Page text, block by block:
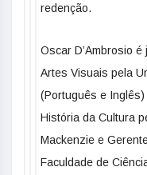
redenção.
Oscar D’Ambrosio
Artes Visuais pela
(Português e
História da Cultura
Mackenzie e
Faculdade de